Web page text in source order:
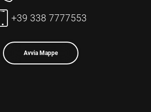
+39 338 7777553
Avvia Mappe